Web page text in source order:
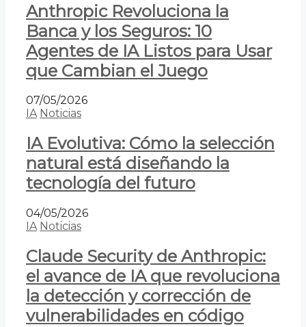
Anthropic Revoluciona la
Banca y los Seguros: 10
Agentes de IA Listos para Usar
que Cambian el Juego
07/05/2026
IA Noticias
IA Evolutiva: Cómo la selección
natural está diseñando la
tecnología del futuro
04/05/2026
IA Noticias
Claude Security de Anthropic:
el avance de IA que revoluciona
la detección y corrección de
vulnerabilidades en código